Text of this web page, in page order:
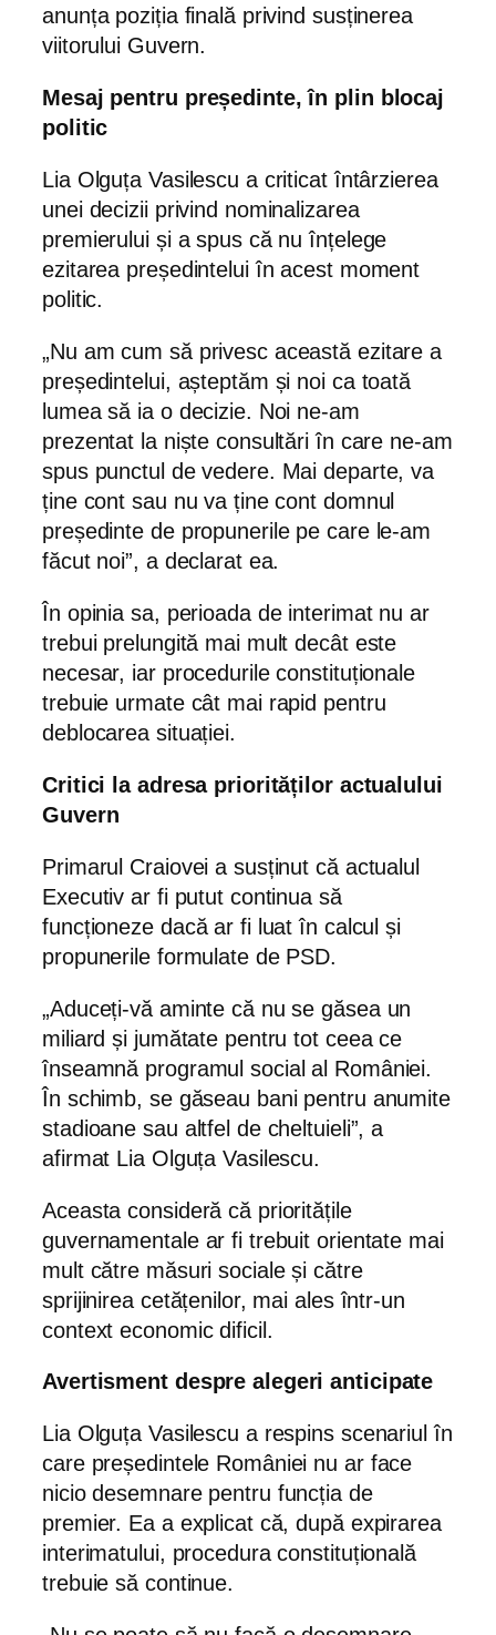
anunța poziția finală privind susținerea
viitorului Guvern.
Mesaj pentru președinte, în plin blocaj
politic
Lia Olguța Vasilescu a criticat întârzierea
unei decizii privind nominalizarea
premierului și a spus că nu înțelege
ezitarea președintelui în acest moment
politic.
„Nu am cum să privesc această ezitare a
președintelui, așteptăm și noi ca toată
lumea să ia o decizie. Noi ne-am
prezentat la niște consultări în care ne-am
spus punctul de vedere. Mai departe, va
ține cont sau nu va ține cont domnul
președinte de propunerile pe care le-am
făcut noi”, a declarat ea.
În opinia sa, perioada de interimat nu ar
trebui prelungită mai mult decât este
necesar, iar procedurile constituționale
trebuie urmate cât mai rapid pentru
deblocarea situației.
Critici la adresa priorităților actualului
Guvern
Primarul Craiovei a susținut că actualul
Executiv ar fi putut continua să
funcționeze dacă ar fi luat în calcul și
propunerile formulate de PSD.
„Aduceți-vă aminte că nu se găsea un
miliard și jumătate pentru tot ceea ce
înseamnă programul social al României.
În schimb, se găseau bani pentru anumite
stadioane sau altfel de cheltuieli”, a
afirmat Lia Olguța Vasilescu.
Aceasta consideră că prioritățile
guvernamentale ar fi trebuit orientate mai
mult către măsuri sociale și către
sprijinirea cetățenilor, mai ales într-un
context economic dificil.
Avertisment despre alegeri anticipate
Lia Olguța Vasilescu a respins scenariul în
care președintele României nu ar face
nicio desemnare pentru funcția de
premier. Ea a explicat că, după expirarea
interimatului, procedura constituțională
trebuie să continue.